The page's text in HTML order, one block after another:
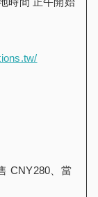
CNY280、當